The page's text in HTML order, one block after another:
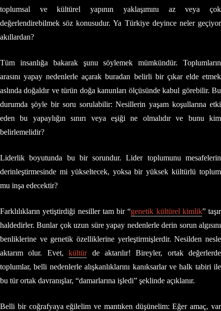
toplumsal ve kültürel yapının yaklaşımını az veya çok
değerlendirebilmek söz konusudur. Ya Türkiye deyince neler geçiyor
akıllardan?
Tüm insanlığa bakarak şunu söylemek mümkündür. Toplumların
arasını yapay nedenlerle açarak buradan belirli bir çıkar elde etmek
aslında doğaldır ve türün doğa kanunları ölçüsünde kabul görebilir. Bu
durumda şöyle bir soru sorulabilir: Nesillerin yaşam koşullarına etki
eden bu yapaylığın sınırı veya eşiği ne olmalıdır ve bunu kim
belirlemelidir?
Liderlik boyutunda bu bir sorundur. Lider toplumunu mesafelerin
derinleştirmesinde mi yükseltecek, yoksa bir yüksek kültürlü toplum
mu inşa edecektir?
Farklılıkların yetiştirdiği nesiller tam bir “genetik kültürel kimlik” taşır
haldedirler. Bunlar çok uzun süre yapay nedenlerle derin sorun algısını
benliklerine ve genetik özelliklerine yerleştirmişlerdir. Nesilden nesle
aktarım olur. Evet,kültürde aktarılır! Bireyler, ortak değerlerde
toplumlar, belli nedenlerle alışkanlıklarını kanıksarlar ve halk tabiri ile
bu tür ortak davranışlar, “damarlarına işledi” şeklinde açıklanır.
Belli bir coğrafyaya eğilelim ve mantıken düşünelim: Eğer amaç, var